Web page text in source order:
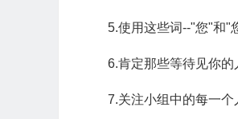
5.使用这些词--"您"和"
6.肯定那些等待见你的
7.关注小组中的每一个